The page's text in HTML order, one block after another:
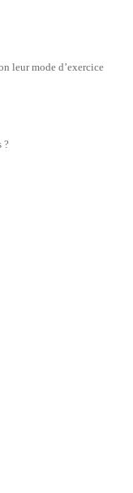
leur mode d’exercice
?